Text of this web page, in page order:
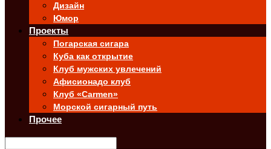
Дизайн
Юмор
Проекты
Погарская сигара
Куба как открытие
Клуб мужских увлечений
Афисионадо клуб
Клуб «Carmen»
Морской сигарный путь
Прочее